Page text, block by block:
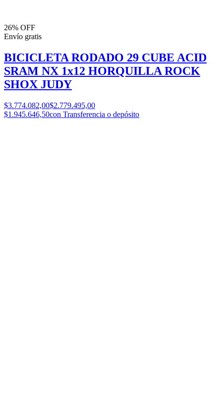
26% OFF
Envío gratis
BICICLETA RODADO 29 CUBE ACID
SRAM NX 1x12 HORQUILLA ROCK
SHOX JUDY
$3.774.082,00$2.779.495,00
$1.945.646,50con Transferencia o depósito